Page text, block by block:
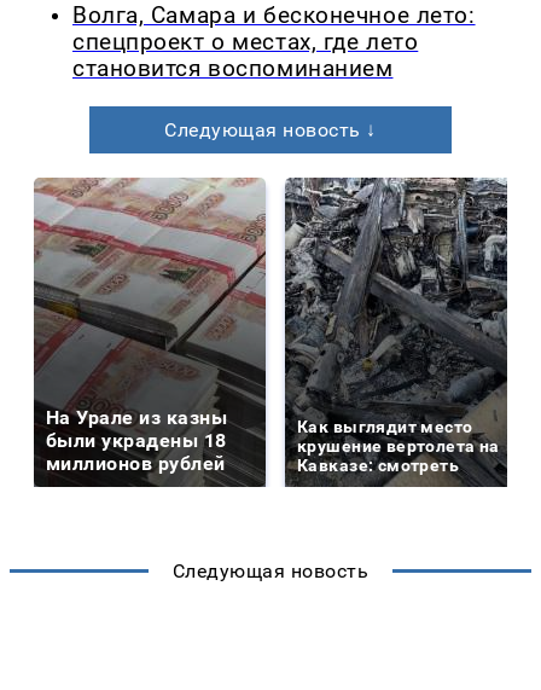
Волга, Самара и бесконечное лето:
спецпроект о местах, где лето
становится воспоминанием
Следующая новость ↓
На Урале из казны
были украдены 18
миллионов рублей
Как выглядит место
крушение вертолета на
Кавказе: смотреть
Следующая новость